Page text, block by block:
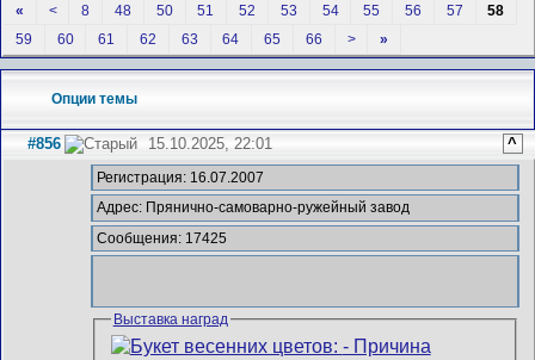
« < 8 48 50 51 52 53 54 55 56 57
58
59
60 61 62 63 64 65 66 > »
Опции темы
#856 15.10.2025, 22:01 ^
Регистрация: 16.07.2007
Адрес: Прянично-самоварно-ружейный завод
Сообщения: 17425
Выставка наград